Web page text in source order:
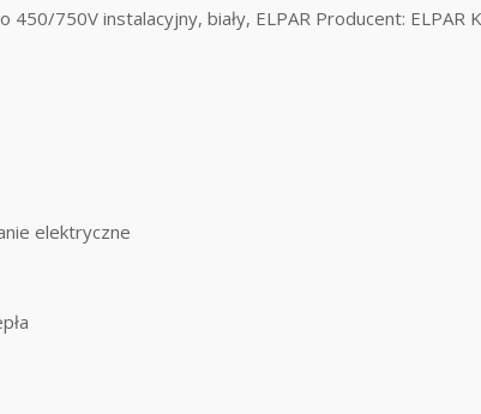
450/750V instalacyjny, biały, ELPAR Producent:
elektryczne